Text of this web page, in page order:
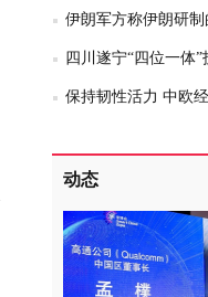
四川遂宁“四位一体
保持韧性活力 中欧
动态